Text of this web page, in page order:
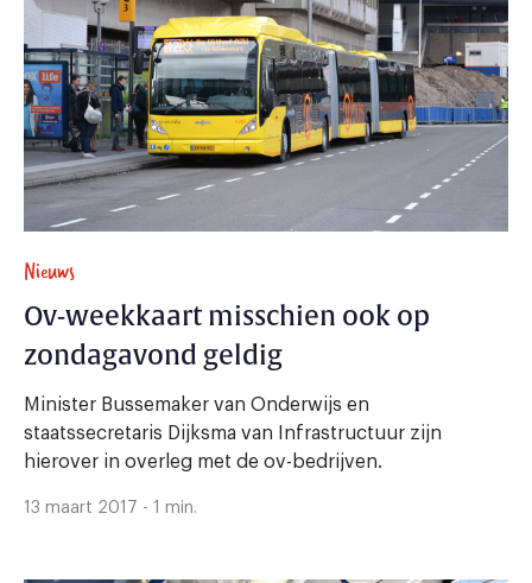
Nieuws
Ov-weekkaart misschien ook op
zondagavond geldig
Minister Bussemaker van Onderwijs en
staatssecretaris Dijksma van Infrastructuur zijn
hierover in overleg met de ov-bedrijven.
13 maart 2017 - 1 min.